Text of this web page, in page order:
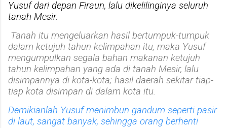
Yusuf dari depan Firaun, lalu dikelilinginya seluruh
tanah Mesir.
Tanah itu mengeluarkan hasil bertumpuk-tumpuk
dalam ketujuh tahun kelimpahan itu, maka Yusuf
mengumpulkan segala bahan makanan ketujuh
tahun kelimpahan yang ada di tanah Mesir, lalu
disimpannya di kota-kota; hasil daerah sekitar tiap-
tiap kota disimpan di dalam kota itu.
Demikianlah Yusuf menimbun gandum seperti pasir
di laut, sangat banyak, sehingga orang berhenti